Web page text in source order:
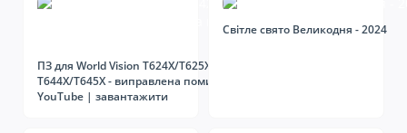
ПЗ для World Vision T624X/T625X і
T644X/T645X - виправлена помилка з
YouTube | завантажити
Світле свято Великодня - 2024